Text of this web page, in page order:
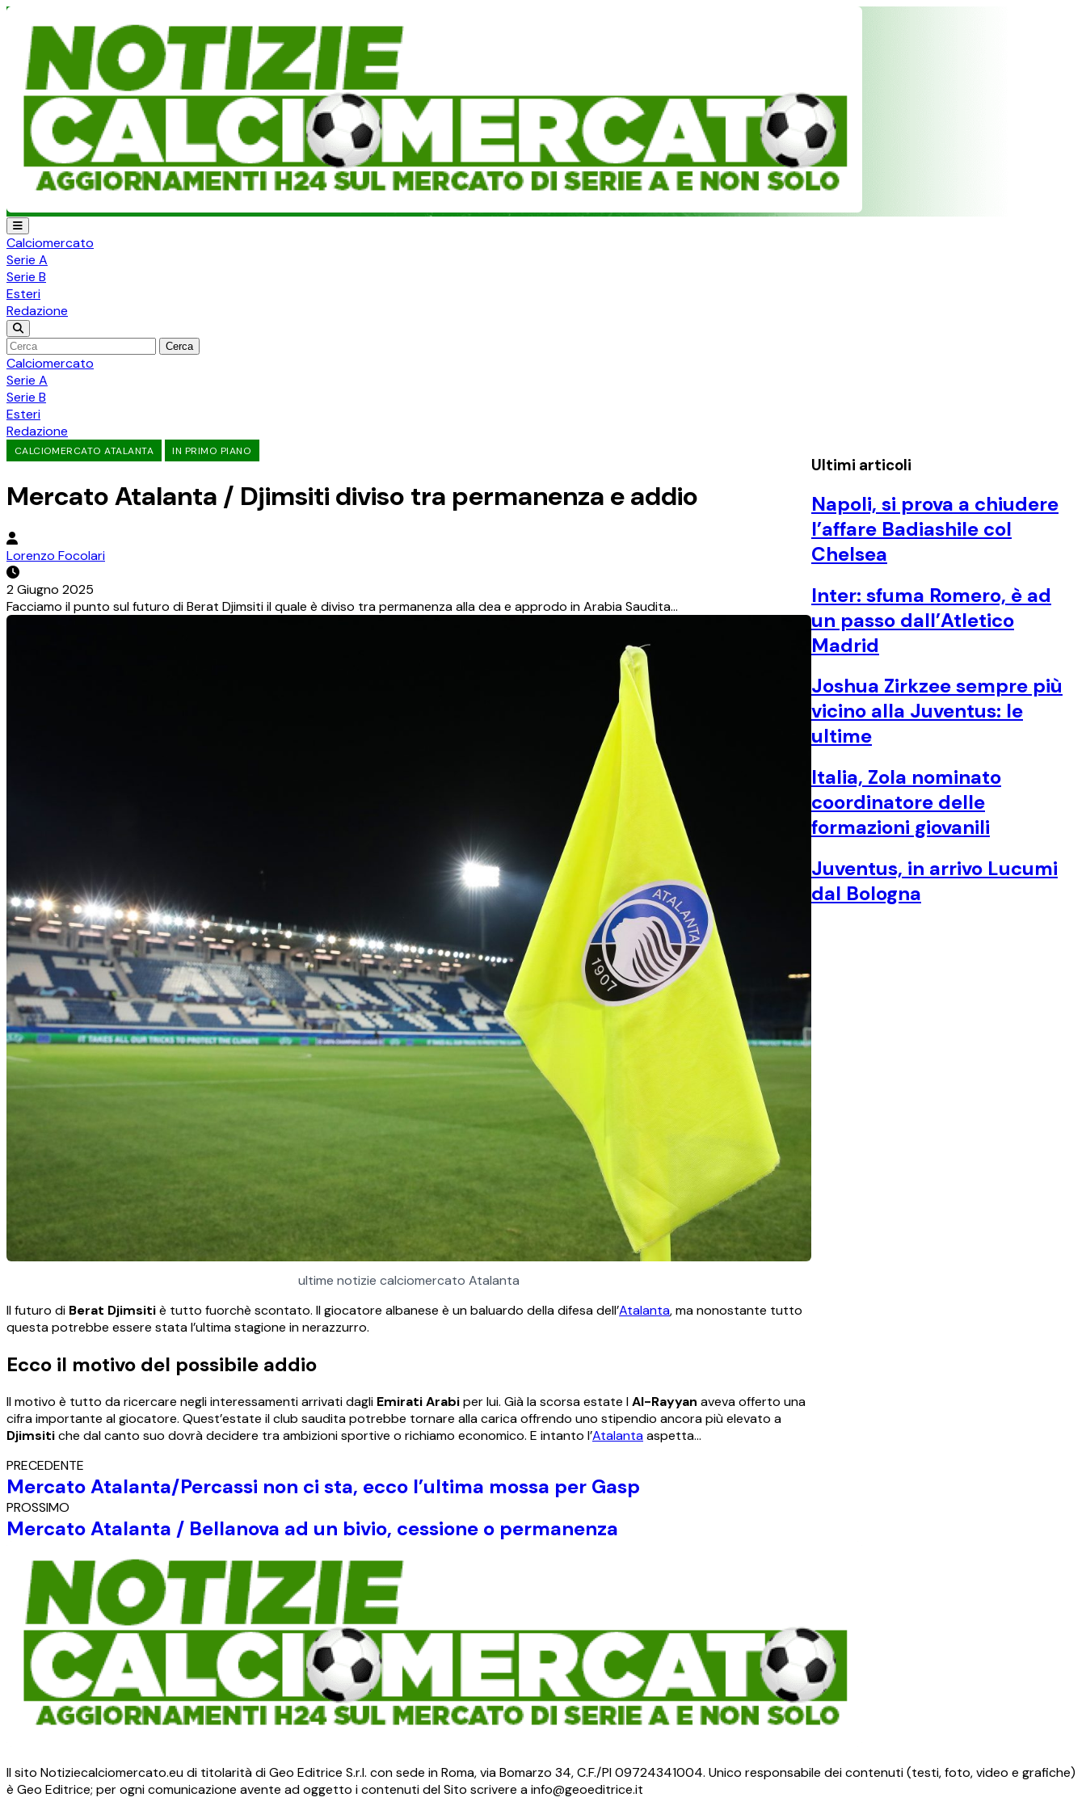
Calciomercato
Serie A
Serie B
Esteri
Redazione
Cerca
Calciomercato
Serie A
Serie B
Esteri
Redazione
CALCIOMERCATO ATALANTA IN PRIMO PIANO
Mercato Atalanta / Djimsiti diviso tra permanenza e addio
Lorenzo Focolari
2 Giugno 2025
Facciamo il punto sul futuro di Berat Djimsiti il quale è diviso tra permanenza alla dea e approdo in Arabia Saudita…
ultime notizie calciomercato Atalanta
Il futuro di Berat Djimsitiè tutto fuorchè scontato. Il giocatore albanese è un baluardo della difesa dell’Atalanta, ma nonostante tutto
questa potrebbe essere stata l’ultima stagione in nerazzurro.
Ecco il motivo del possibile addio
Il motivo è tutto da ricercare negli interessamenti arrivati dagli Emirati Arabiper lui. Già la scorsa estate lAl-Rayyan aveva offerto una
cifra importante al giocatore. Quest’estate il club saudita potrebbe tornare alla carica offrendo uno stipendio ancora più elevato a
Djimsitiche dal canto suo dovrà decidere tra ambizioni sportive o richiamo economico. E intanto l’Atalantaaspetta…
PRECEDENTE
Mercato Atalanta/Percassi non ci sta, ecco l’ultima mossa per Gasp
PROSSIMO
Mercato Atalanta / Bellanova ad un bivio, cessione o permanenza
Ultimi articoli
Napoli, si prova a chiudere
l’affare Badiashile col
Chelsea
Inter: sfuma Romero, è ad
un passo dall’Atletico
Madrid
Joshua Zirkzee sempre più
vicino alla Juventus: le
ultime
Italia, Zola nominato
coordinatore delle
formazioni giovanili
Juventus, in arrivo Lucumi
dal Bologna
Il sito Notiziecalciomercato.eu di titolarità di Geo Editrice S.r.l. con sede in Roma, via Bomarzo 34, C.F./PI 09724341004. Unico responsabile dei contenuti (testi, foto, video e grafiche)
è Geo Editrice; per ogni comunicazione avente ad oggetto i contenuti del Sito scrivere a info@geoeditrice.it